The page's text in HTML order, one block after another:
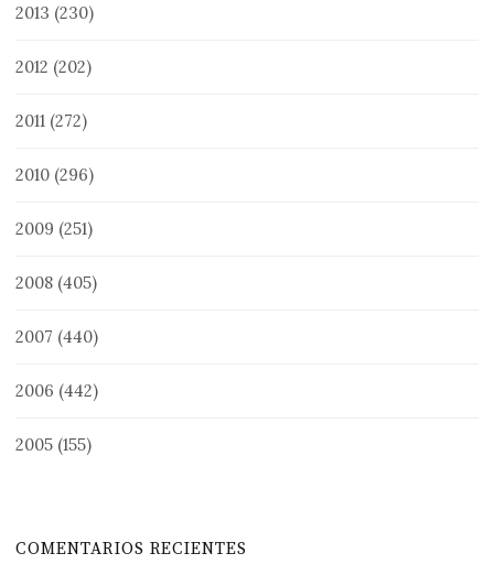
2013 (230)
2012 (202)
2011 (272)
2010 (296)
2009 (251)
2008 (405)
2007 (440)
2006 (442)
2005 (155)
COMENTARIOS RECIENTES